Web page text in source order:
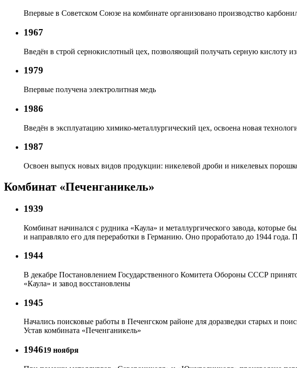
Впервые в Советском Союзе на комбинате организовано производство
1967
Введён в строй сернокислотный цех, позволяющий получать серную кислоту
1979
Впервые получена электролитная медь
1986
Введён в эксплуатацию химико-металлургический цех, освоена новая
1987
Освоен выпуск новых видов продукции: никелевой дроби и никелевых
Комбинат «Печенганикель»
1939
Комбинат начинался с рудника «Каула» и металлургического завода,
и направляло его для переработки в Германию. Оно проработало до 1944
1944
В декабре Постановлением Государственного Комитета Обороны СССР
«Каула» и завод восстановлены
1945
Начались поисковые работы в Печенгском районе для доразведки старых и
Устав комбината «Печенганикель»
194619 ноября